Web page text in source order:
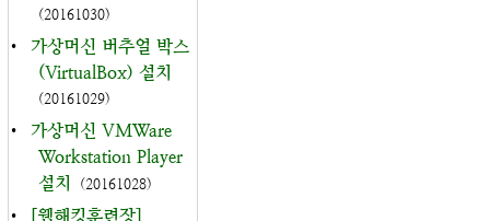
(20161030)
•
가상머신 버추얼 박스
(VirtualBox) 설치
(20161029)
•
가상머신 VMWare
Workstation Player
설치
(20161028)
• [웹해킹훈련장]